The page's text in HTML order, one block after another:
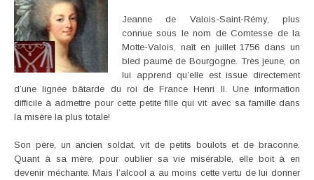
Jeanne de Valois-Saint-Rémy, plus
connue sous le nom de Comtesse de la
Motte-Valois, naît en juillet 1756 dans un
bled paumé de Bourgogne. Très jeune, on
lui apprend qu’elle est issue directement
d’une lignée bâtarde du roi de France Henri II. Une information
difficile à admettre pour cette petite fille qui vit avec sa famille dans
la misère la plus totale!
Son père, un ancien soldat, vit de petits boulots et de braconne.
Quant à sa mère, pour oublier sa vie misérable, elle boit à en
devenir méchante. Mais l’alcool a au moins cette vertu de lui donner